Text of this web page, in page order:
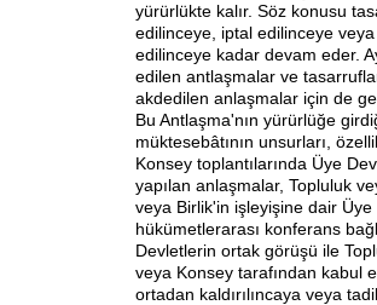
yürürlükte kalır. Söz konusu
edilinceye, iptal edilinceye
edilinceye kadar devam eder.
edilen antlaşmalar ve
akdedilen anlaşmalar için de
Bu Antlaşma'nın yürürlüğe
müktesebâtının unsurları,
Konsey toplantılarında Üye
yapılan anlaşmalar, Topluluk
veya Birlik'in işleyişine dair
hükümetlerarası konferans
Devletlerin ortak görüşü ile
veya Konsey tarafından kabul
ortadan kaldırılıncaya veya